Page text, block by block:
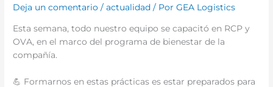
Deja un comentario /actualidad / PorGEA Logistics
Esta semana, todo nuestro equipo se capacitó en RCP y
OVA, en el marco del programa de bienestar de la
compañía.
💪 Formarnos en estas prácticas es estar preparados para